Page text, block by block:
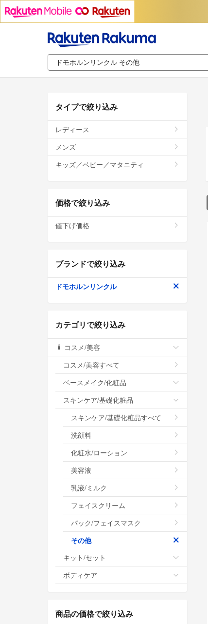
タイプで絞り込み
レディース
メンズ
キッズ／ベビー／マタニティ
価格で絞り込み
値下げ価格
ブランドで絞り込み
ドモホルンリンクル
カテゴリで絞り込み
コスメ/美容
コスメ/美容すべて
ベースメイク/化粧品
スキンケア/基礎化粧品
スキンケア/基礎化粧品すべて
洗顔料
化粧水/ローション
美容液
乳液/ミルク
フェイスクリーム
パック/フェイスマスク
その他
キット/セット
ボディケア
商品の価格で絞り込み